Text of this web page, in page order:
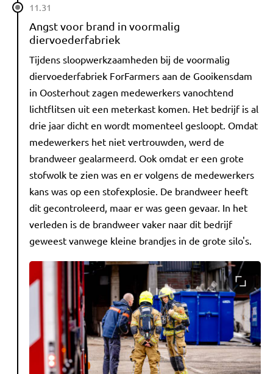
11.31
Angst voor brand in voormalig
diervoederfabriek
Tijdens sloopwerkzaamheden bij de voormalig
diervoederfabriek ForFarmers aan de Gooikensdam
in Oosterhout zagen medewerkers vanochtend
lichtflitsen uit een meterkast komen. Het bedrijf is al
drie jaar dicht en wordt momenteel gesloopt. Omdat
medewerkers het niet vertrouwden, werd de
brandweer gealarmeerd. Ook omdat er een grote
stofwolk te zien was en er volgens de medewerkers
kans was op een stofexplosie. De brandweer heeft
dit gecontroleerd, maar er was geen gevaar. In het
verleden is de brandweer vaker naar dit bedrijf
geweest vanwege kleine brandjes in de grote silo's.